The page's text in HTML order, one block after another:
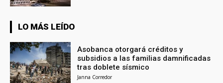
LO MÁS LEÍDO
Asobanca otorgará créditos y
subsidios a las familias damnificadas
tras doblete sísmico
Janna Corredor